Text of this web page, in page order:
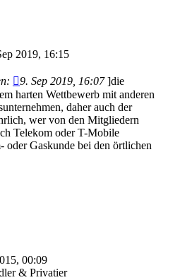
2019, 16:15
9. Sep 2019, 16:07]die
harten Wettbewerb mit anderen
daher auch der
wer von den Mitgliedern
Telekom oder T-Mobile
oder Gaskunde bei den örtlichen
00:09
& Privatier